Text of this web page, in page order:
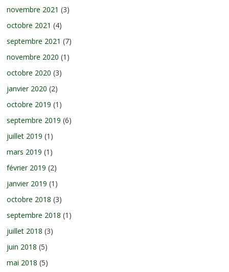
novembre 2021 (3)
octobre 2021 (4)
septembre 2021 (7)
novembre 2020 (1)
octobre 2020 (3)
janvier 2020 (2)
octobre 2019 (1)
septembre 2019 (6)
juillet 2019 (1)
mars 2019 (1)
février 2019 (2)
janvier 2019 (1)
octobre 2018 (3)
septembre 2018 (1)
juillet 2018 (3)
juin 2018 (5)
mai 2018 (5)